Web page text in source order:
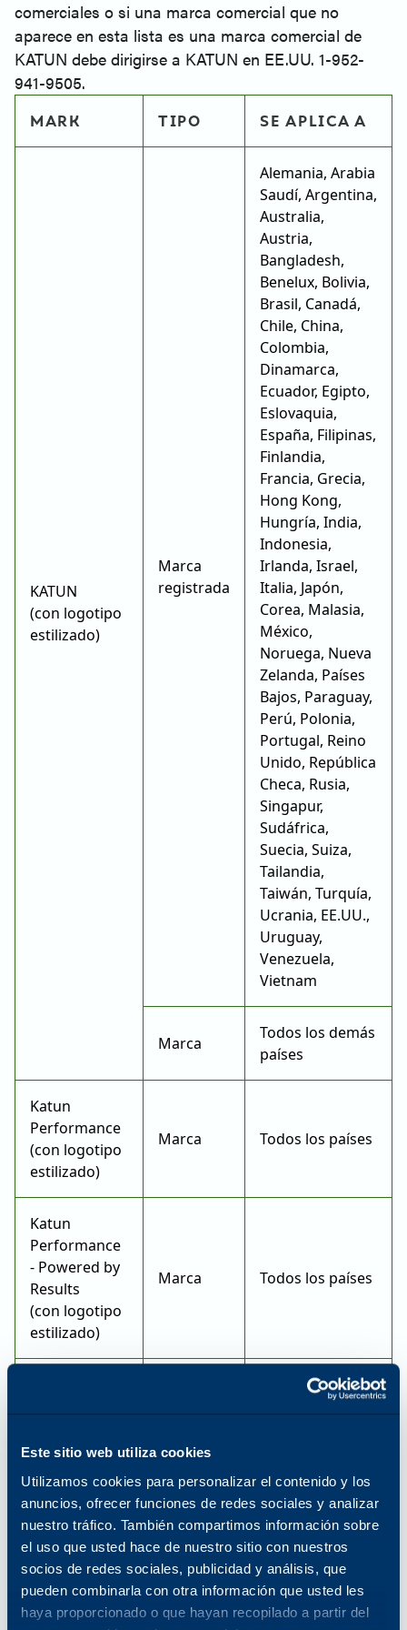
Este sitio web utiliza cookies
Utilizamos cookies para personalizar el contenido y los
anuncios, ofrecer funciones de redes sociales y analizar
nuestro tráfico. También compartimos información sobre
el uso que usted hace de nuestro sitio con nuestros
socios de redes sociales, publicidad y análisis, que
pueden combinarla con otra información que usted les
haya proporcionado o que hayan recopilado a partir del
comerciales o si una marca comercial que no
aparece en esta lista es una marca comercial de
KATUN debe dirigirse a KATUN en EE.UU. 1-952-
941-9505.
MARK TIPO SE APLICA A
KATUN
(con logotipo
estilizado)
Marca
registrada
Alemania, Arabia
Saudí, Argentina,
Australia,
Austria,
Bangladesh,
Benelux, Bolivia,
Brasil, Canadá,
Chile, China,
Colombia,
Dinamarca,
Ecuador, Egipto,
Eslovaquia,
España, Filipinas,
Finlandia,
Francia, Grecia,
Hong Kong,
Hungría, India,
Indonesia,
Irlanda, Israel,
Italia, Japón,
Corea, Malasia,
México,
Noruega, Nueva
Zelanda, Países
Bajos, Paraguay,
Perú, Polonia,
Portugal, Reino
Unido, República
Checa, Rusia,
Singapur,
Sudáfrica,
Suecia, Suiza,
Tailandia,
Taiwán, Turquía,
Ucrania, EE.UU.,
Uruguay,
Venezuela,
Vietnam
Marca
Todos los demás
países
Katun
Performance
(con logotipo
estilizado)
Marca Todos los países
Katun
Performance
- Powered by
Results
(con logotipo
estilizado)
Marca Todos los países
Todos los países
ALUMANA
Marca
registrada
Marca
Todos los demás
países
Marca
EE.UU.